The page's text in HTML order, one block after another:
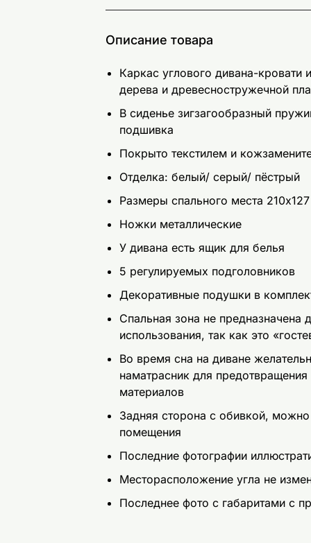
Описание товара
Каркас углового дивана-кровати
дерева и древесностружечной
В сиденье зигзагообразный
подшивка
Покрыто текстилем и
Отделка: белый/ серый/ пёстрый
Размеры спального места
Ножки металлические
У дивана есть ящик для белья
5 регулируемых подголовников
Декоративные подушки в
Спальная зона не предназначена
использования, так как это
Во время сна на диване
наматрасник для
материалов
Задняя сторона с обивкой, можно
помещения
Последние фотографии
Месторасположение угла не
Последнее фото с габаритами с